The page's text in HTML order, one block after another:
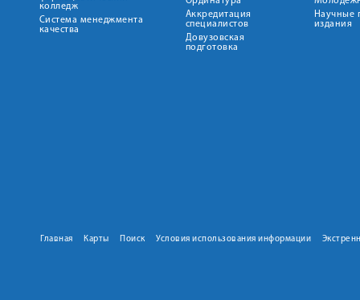
колледж
Система менеджмента
качества
Аккредитация
специалистов
Довузовская
подготовка
Научные
издания
Главная Карты Поиск Условия использования информации